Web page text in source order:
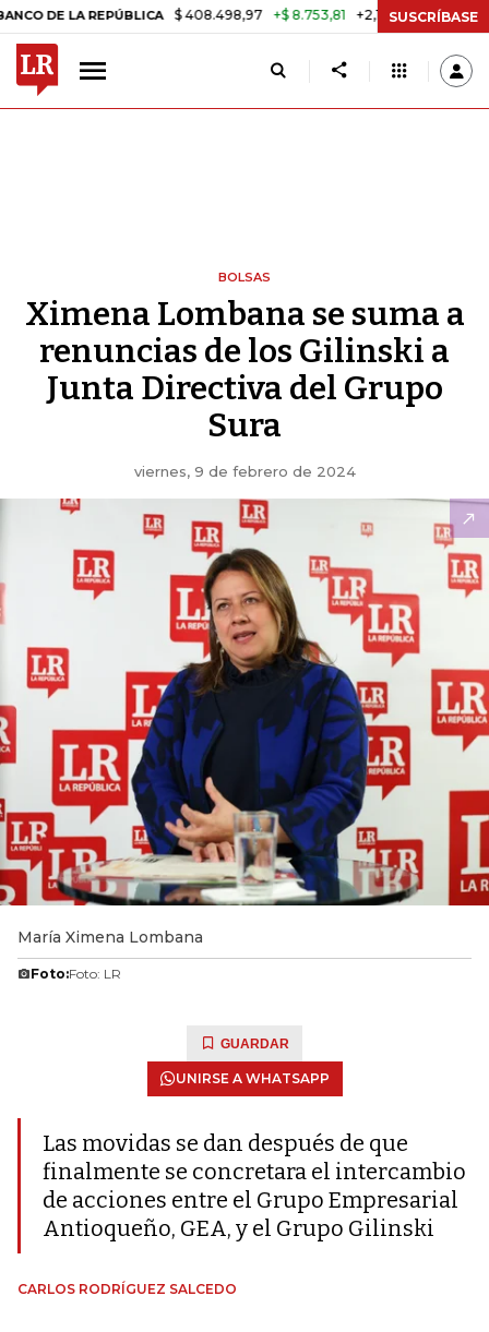
LA REPÚBLICA $ 408.498,97 +$ 8.753,81 +2,19% TASA DE USURA
SUSCRÍBASE
BOLSAS
Ximena Lombana se suma a
renuncias de los Gilinski a
Junta Directiva del Grupo
Sura
viernes, 9 de febrero de 2024
María Ximena Lombana
Foto:Foto: LR
GUARDAR
UNIRSE A WHATSAPP
Las movidas se dan después de que
finalmente se concretara el intercambio
de acciones entre el Grupo Empresarial
Antioqueño, GEA, y el Grupo Gilinski
CARLOS RODRÍGUEZ SALCEDO